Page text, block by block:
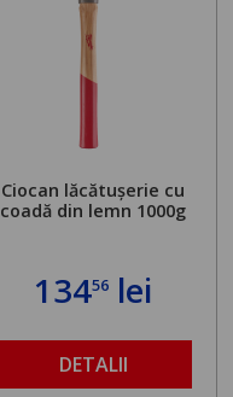
Ciocan lăcătușerie cu
coadă din lemn 1000g
13456 lei
DETALII